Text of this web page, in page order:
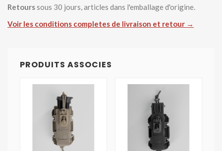
Retourssous 30 jours, articles dans l'emballage d'origine.
Voir les conditions completes de livraison et retour →
PRODUITS ASSOCIES